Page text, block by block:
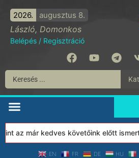
2026. augusztus 8.
László, Domonkos
Belépés / Regisztráció
már kedves követőink előtt ismert
EN FR DE HU